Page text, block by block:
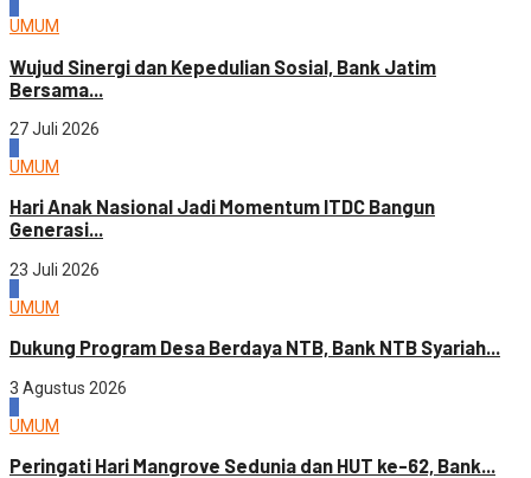
UMUM
Wujud Sinergi dan Kepedulian Sosial, Bank Jatim
Bersama...
27 Juli 2026
UMUM
Hari Anak Nasional Jadi Momentum ITDC Bangun
Generasi...
23 Juli 2026
UMUM
Dukung Program Desa Berdaya NTB, Bank NTB Syariah...
3 Agustus 2026
UMUM
Peringati Hari Mangrove Sedunia dan HUT ke-62, Bank...